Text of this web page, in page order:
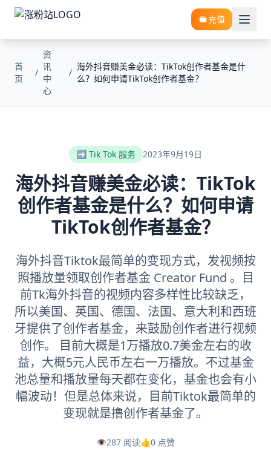
充值
首
页
/
资
讯
中
心
/
海外抖音赚美金必读：TikTok创作者基金是什
么？如何申请TikTok创作者基金？
➡️ Tik Tok 服务 2023年9月19日
海外抖音赚美金必读：TikTok
创作者基金是什么？如何申请
TikTok创作者基金？
海外抖音Tiktok最简单的变现方式，发视频按
照播放量领取创作者基金 Creator Fund 。目
前Tk海外抖音的视频内容多样性比较缺乏，
所以美国、英国、德国、法国、意大利和西班
牙提供了创作者基金，来鼓励创作者进行视频
创作。 目前大概是1万播放0.7美金左右的收
益，大概5元人民币左右一万播放。不过基金
池总量和播放量每天都在变化，基金也会有小
幅波动！但是总体来说，目前Tiktok最简单的
变现就是撸创作者基金了。
👁️287 阅读👍0 点赞